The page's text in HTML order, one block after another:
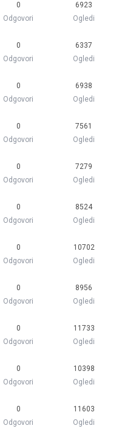
0
Odgovori
6923
Ogledi
0
Odgovori
6337
Ogledi
0
Odgovori
6938
Ogledi
0
Odgovori
7561
Ogledi
0
Odgovori
7279
Ogledi
0
Odgovori
8524
Ogledi
0
Odgovori
10702
Ogledi
0
Odgovori
8956
Ogledi
0
Odgovori
11733
Ogledi
0
Odgovori
10398
Ogledi
0
Odgovori
11603
Ogledi